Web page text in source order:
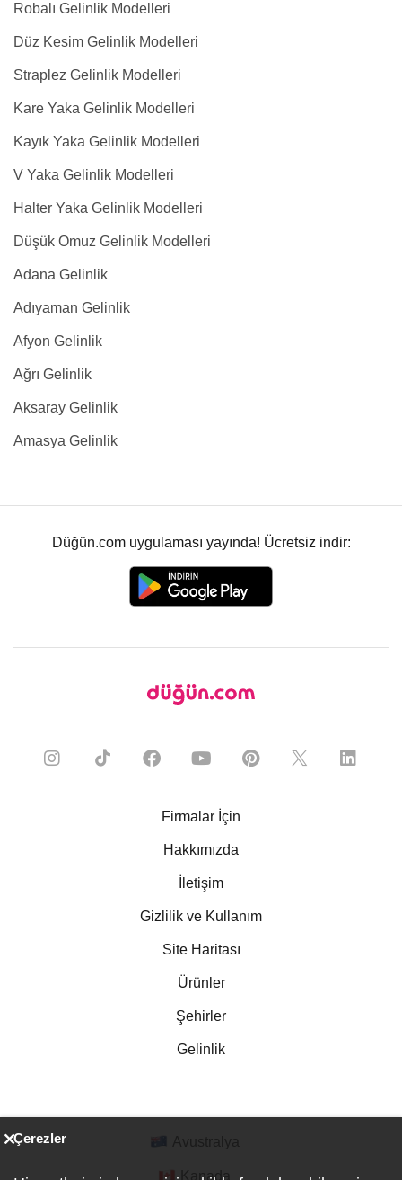
Robalı Gelinlik Modelleri
Düz Kesim Gelinlik Modelleri
Straplez Gelinlik Modelleri
Kare Yaka Gelinlik Modelleri
Kayık Yaka Gelinlik Modelleri
V Yaka Gelinlik Modelleri
Halter Yaka Gelinlik Modelleri
Düşük Omuz Gelinlik Modelleri
Adana Gelinlik
Adıyaman Gelinlik
Afyon Gelinlik
Ağrı Gelinlik
Aksaray Gelinlik
Amasya Gelinlik
Düğün.com uygulaması yayında! Ücretsiz indir:
Firmalar İçin
Hakkımızda
İletişim
Gizlilik ve Kullanım
Site Haritası
Ürünler
Şehirler
Gelinlik
Kanada
Çerezler